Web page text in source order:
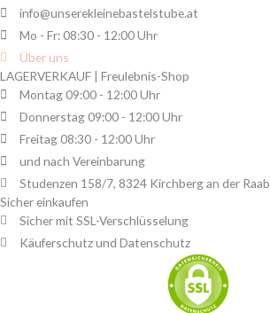
info@unserekleinebastelstube.at
Mo - Fr: 08:30 - 12:00 Uhr
Über uns
LAGERVERKAUF | Freulebnis-Shop
Montag 09:00 - 12:00 Uhr
Donnerstag 09:00 - 12:00 Uhr
Freitag 08:30 - 12:00 Uhr
und nach Vereinbarung
Studenzen 158/7, 8324 Kirchberg an der Raab
Sicher einkaufen
Sicher mit SSL-Verschlüsselung
Käuferschutz und Datenschutz